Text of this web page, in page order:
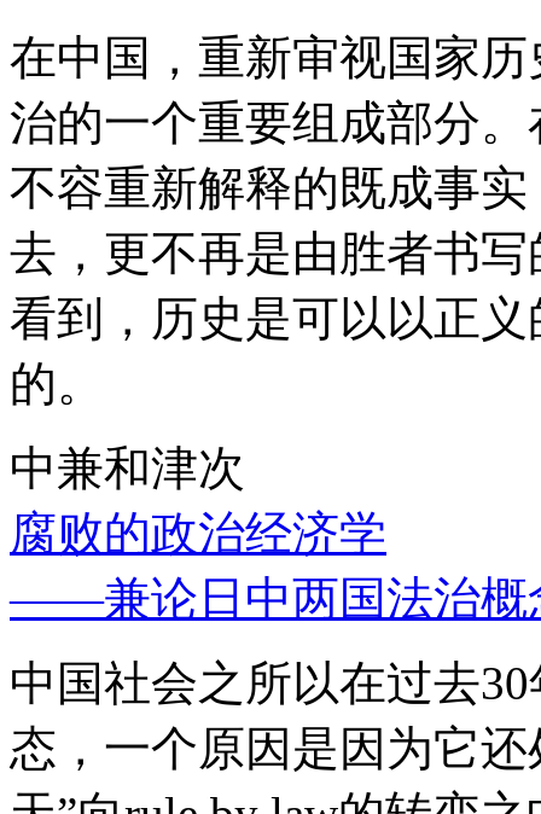
在中国，重新审视国家
治的一个重要组成部分
不容重新解释的既成事
去，更不再是由胜者书
看到，历史是可以以正
的。
中兼和津次
腐败的政治经济学
——兼论日中两国法治概
中国社会之所以在过去
态，一个原因是因为它